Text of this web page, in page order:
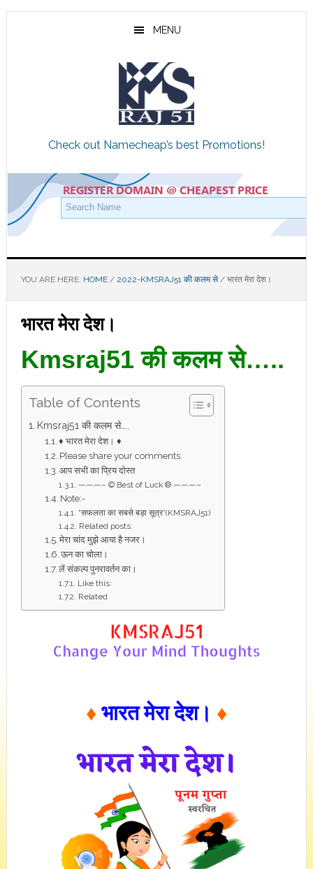
Skip
Skip
Skip
MENU
Check out Namecheap’s best Promotions!
YOU ARE HERE: HOME / 2022-KMSRAJ51 की कलम से /भारत मेरा देश।
भारत मेरा देश।
Kmsraj51 की कलम से…..
Table of Contents
Kmsraj51 की कलम से…..
♦ भारत मेरा देश। ♦
Please share your comments.
आप सभी का प्रिय दोस्त
———– © Best of Luck ® ———–
Note:-
“सफलता का सबसे बड़ा सूत्र”(KMSRAJ51)
Related posts:
मेरा चांद मुझे आया है नजर।
ऊन का चोला।
लें संकल्प पुनरावर्तन का।
Like this:
Related
♦ भारत मेरा देश। ♦